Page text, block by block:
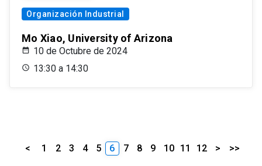
Organización Industrial
Mo Xiao, University of Arizona
10 de Octubre de 2024
13:30 a 14:30
< 1 2 3 4 5 6 7 8 9 10 11 12 > >>